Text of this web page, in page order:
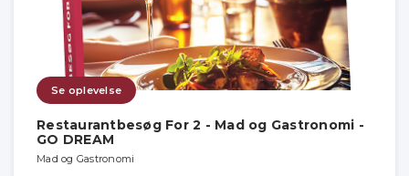
Se oplevelse
Restaurantbesøg For 2 - Mad og Gastronomi -
GO DREAM
Mad og Gastronomi